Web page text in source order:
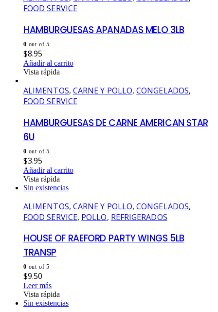
FOOD SERVICE
HAMBURGUESAS APANADAS MELO 3LB
0 out of 5
$8.95
Añadir al carrito
Vista rápida
ALIMENTOS, CARNE Y POLLO,CONGELADOS,
FOOD SERVICE
HAMBURGUESAS DE CARNE AMERICAN STAR
6U
0 out of 5
$3.95
Añadir al carrito
Vista rápida
Sin existencias
ALIMENTOS, CARNE Y POLLO,CONGELADOS,
FOOD SERVICE, POLLO, REFRIGERADOS
HOUSE OF RAEFORD PARTY WINGS 5LB
TRANSP
0 out of 5
$9.50
Leer más
Vista rápida
Sin existencias